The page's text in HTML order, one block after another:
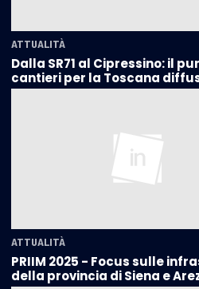
ATTUALITÀ
Dalla SR71 al Cipressino: il
cantieri per la Toscana
ATTUALITÀ
PRIIM 2025 - Focus sulle
della provincia di Siena e